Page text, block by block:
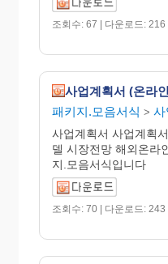
조회수: 67 | 다운로드: 216
패키지.모음서식 > 사
사업계획서 사업계획
델 시장전망 해외온라
지.모음서식입니다
조회수: 70 | 다운로드: 243